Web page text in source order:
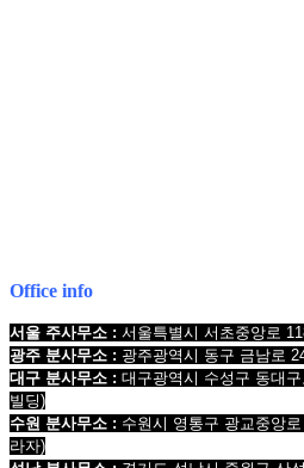
Office info
서울 주사무소 : 서울특별시 서초중앙로
광주 분사무소 : 광주광역시 동구 금남로
대구 분사무소 : 대구광역시 수성구 동대
빌딩)
수원 분사무소 : 수원시 영통구 광교중앙
라자)